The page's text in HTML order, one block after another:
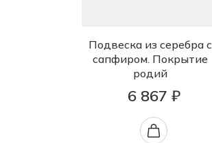
Подвеска из серебра с
сапфиром. Покрытие
родий
6 867 ₽